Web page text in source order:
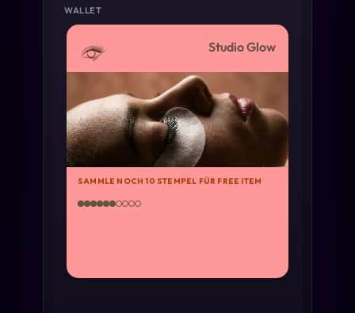
WALLET
Studio Glow
SAMMLE NOCH 10 STEMPEL FÜR FREE ITEM